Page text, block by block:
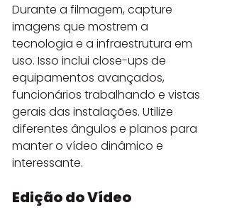
Durante a filmagem, capture
imagens que mostrem a
tecnologia e a infraestrutura em
uso. Isso inclui close-ups de
equipamentos avançados,
funcionários trabalhando e vistas
gerais das instalações. Utilize
diferentes ângulos e planos para
manter o vídeo dinâmico e
interessante.
Edição do Vídeo